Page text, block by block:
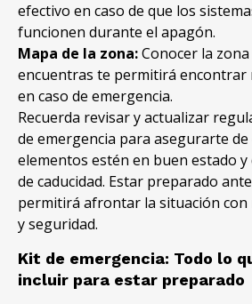
efectivo en caso de que los
funcionen durante el apagón.
Mapa de la zona:Conocer la
encuentras te permitirá encontrar
en caso de emergencia.
Recuerda revisar y actualizar
de emergencia para asegurarte
elementos estén en buen estado
de caducidad. Estar preparado
permitirá afrontar la situación
y seguridad.
Kit de emergencia: Todo lo
incluir para estar preparado